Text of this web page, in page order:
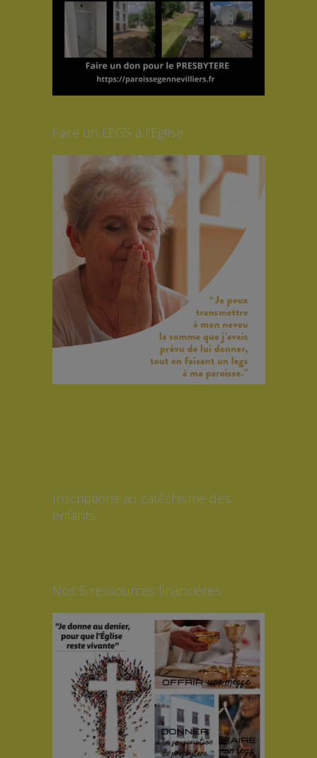
Faire un LEGS à l’Eglise
Inscriptions au catéchisme des
enfants
Nos 5 ressources financières